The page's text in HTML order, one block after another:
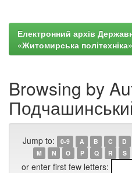
Електронний архів
«Житомирська політехніка»
Browsing by
Jump to: 0-9 A B C D
M
N O P Q R S
or enter first few letters: